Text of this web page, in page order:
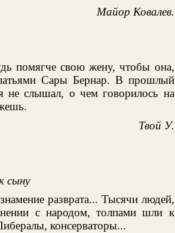
Майор Ковалев.
помягче свою жену, чтобы она,
Сары Бернар. В прошлый
не слышал, о чем говорилось на
Твой У.
сыну
разврата... Тысячи людей,
с народом, толпами шли к
консерваторы...